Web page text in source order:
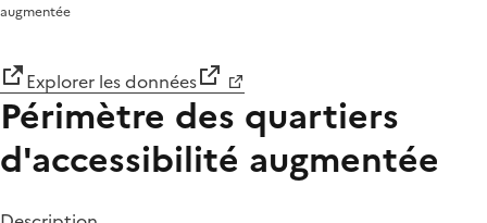
augmentée
Explorer les données
Périmètre des quartiers
d'accessibilité augmentée